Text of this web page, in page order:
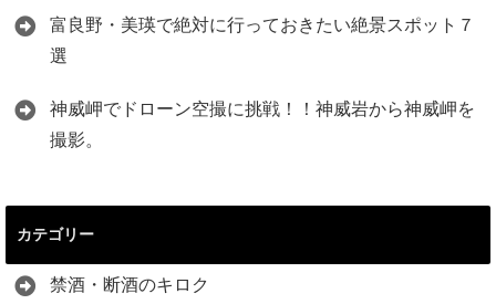
富良野・美瑛で絶対に行っておきたい絶景スポット７
選
神威岬でドローン空撮に挑戦！！神威岩から神威岬を
撮影。
カテゴリー
禁酒・断酒のキロク